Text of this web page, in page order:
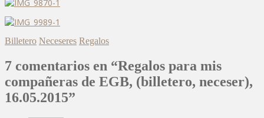
Billetero Neceseres Regalos
7 comentarios en “Regalos para mis
compañeras de EGB, (billetero, neceser),
16.05.2015”